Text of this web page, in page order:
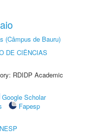
(Câmpus de Bauru)
DE CIÊNCIAS
RDIDP Academic
Google Scholar
Fapesp